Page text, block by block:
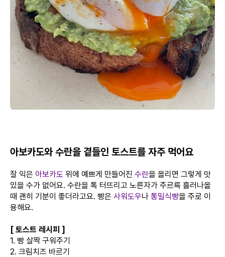
아보카도와 수란을 곁들인 토스트를 자주 먹어요
잘 익은 아보카도 위에 예쁘게 만들어진 수란을 올리면 그렇게 맛
있을 수가 없어요. 수란을 톡 터뜨리고 노른자가 주르륵 흘러나올
때 괜히 기분이 좋더라고요. 빵은 사워도우나 통밀식빵을 주로 이
용해요.
[ 토스트 레시피 ]
1. 빵 살짝 구워주기
2. 크림치즈 바르기